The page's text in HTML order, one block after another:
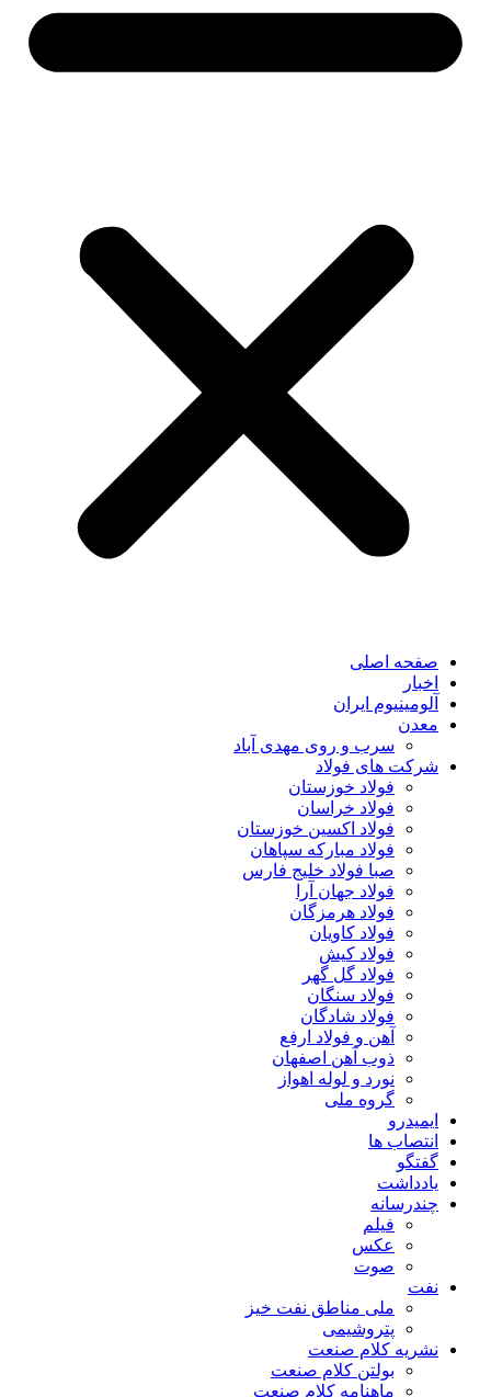
صفحه اصلی
اخبار
آلومینیوم ایران
معدن
سرب و روی مهدی آباد
شرکت های فولاد
فولاد خوزستان
فولاد خراسان
فولاد اکسین خوزستان
فولاد مبارکه سپاهان
صبا فولاد خلیج فارس
فولاد جهان آرا
فولاد هرمزگان
فولاد کاویان
فولاد کیش
فولاد گل گهر
فولاد سنگان
فولاد شادگان
آهن و فولاد ارفع
ذوب آهن اصفهان
نورد و لوله اهواز
گروه ملی
ایمیدرو
انتصاب ها
گفتگو
یادداشت
چندرسانه
فیلم
عکس
صوت
نفت
ملی مناطق نفت خیز
پتروشیمی
نشریه کلام صنعت
بولتن کلام صنعت
ماهنامه کلام صنعت